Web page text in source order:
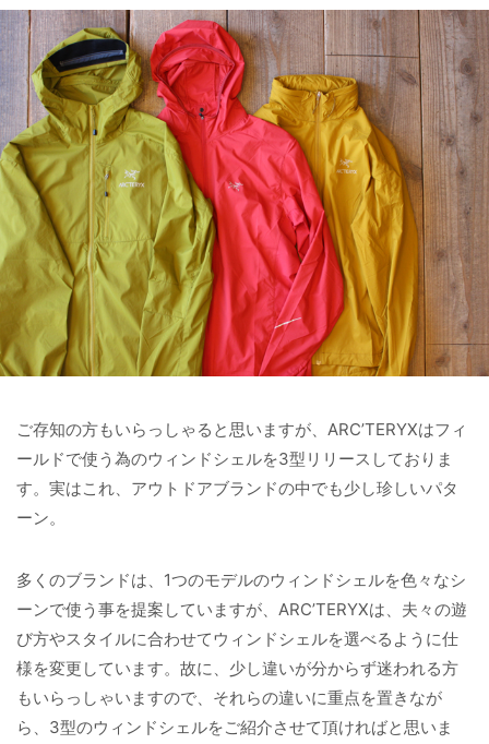
ご存知の方もいらっしゃると思いますが、ARC’TERYXはフィ
ールドで使う為のウィンドシェルを3型リリースしておりま
す。実はこれ、アウトドアブランドの中でも少し珍しいパタ
ーン。
多くのブランドは、1つのモデルのウィンドシェルを色々なシ
ーンで使う事を提案していますが、ARC’TERYXは、夫々の遊
び方やスタイルに合わせてウィンドシェルを選べるように仕
様を変更しています。故に、少し違いが分からず迷われる方
もいらっしゃいますので、それらの違いに重点を置きなが
ら、3型のウィンドシェルをご紹介させて頂ければと思いま